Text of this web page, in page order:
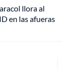
llora al
en las afueras